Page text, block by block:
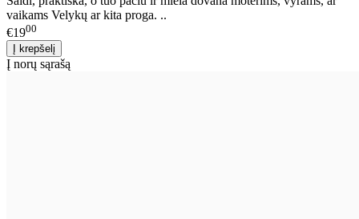
vaikams Velykų ar kita proga. ..
€1900
Į norų sąrašą